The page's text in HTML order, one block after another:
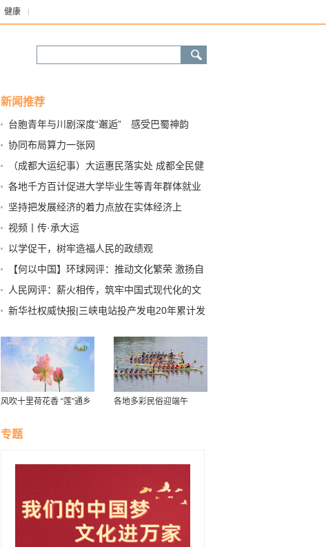
健康
新闻推荐
台胞青年与川剧深度“邂逅” 感受巴蜀神韵
协同布局算力一张网
（成都大运纪事）大运惠民落实处 成都全民健
身持续升温
各地千方百计促进大学毕业生等青年群体就业
—— 稳就业促就业 | 你的岗位，是多方的牵挂
坚持把发展经济的着力点放在实体经济上
视频丨传·承大运
以学促干，树牢造福人民的政绩观
【何以中国】环球网评：推动文化繁荣 激扬自
信力量
人民网评：薪火相传，筑牢中国式现代化的文
化根基
新华社权威快报|三峡电站投产发电20年累计发
风吹十里荷花香 “莲”通乡
各地多彩民俗迎端午
专题